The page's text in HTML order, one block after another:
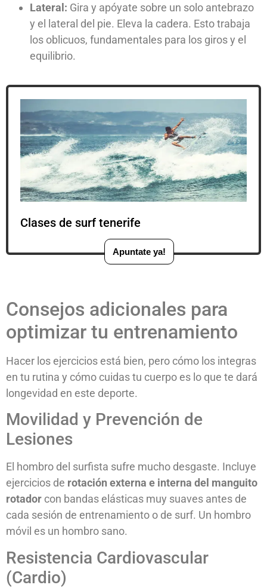
Lateral: Gira y apóyate sobre un solo antebrazo
y el lateral del pie. Eleva la cadera. Esto trabaja
los oblicuos, fundamentales para los giros y el
equilibrio.
Clases de surf tenerife
Apuntate ya!
Consejos adicionales para
optimizar tu entrenamiento
Hacer los ejercicios está bien, pero cómo los integras
en tu rutina y cómo cuidas tu cuerpo es lo que te dará
longevidad en este deporte.
Movilidad y Prevención de
Lesiones
El hombro del surfista sufre mucho desgaste. Incluye
ejercicios de rotación externa e interna del manguito
rotador con bandas elásticas muy suaves antes de
cada sesión de entrenamiento o de surf. Un hombro
móvil es un hombro sano.
Resistencia Cardiovascular
(Cardio)